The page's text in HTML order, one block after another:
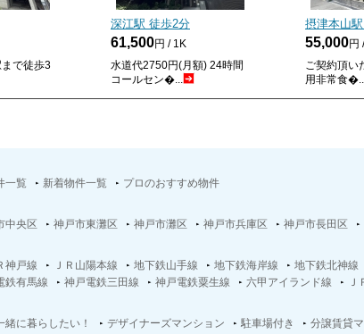
で徒歩3
深江駅 徒歩2分
61,500円 / 1K
水道代2750円(月額) 24時間
コールセン�...
摂津本山
55,000円
ご契約頂い
用非常食
一覧 新着物件一覧
プロのおすすめ物件
中央区 神戸市東灘区 神戸市灘区 神戸市兵庫区 神戸市長田区
神戸線 ＪＲ山陽本線 地下鉄山手線 地下鉄海岸線 地下鉄北神線
鉄有馬線 神戸電鉄三田線 神戸電鉄粟生線 六甲アイランド線 Ｊ
緒に暮らしたい！ デザイナーズマンション 駐車場付き 分譲賃貸